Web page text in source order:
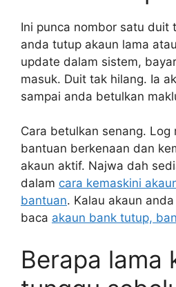
Ini punca nombor satu duit
anda tutup akaun lama
update dalam sistem,
masuk. Duit tak hilang. Ia
sampai anda betulkan
Cara betulkan senang. Log
bantuan berkenaan dan
akaun aktif. Najwa dah
dalam cara kemaskini
bantuan. Kalau akaun
baca akaun bank tutup,
Berapa lama